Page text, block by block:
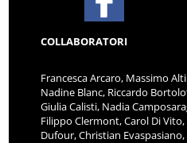
COLLABORATORI
Francesca Arcaro, Massimo
Nadine Blanc, Riccardo
Giulia Calisti, Nadia
Filippo Clermont, Carol Di
Dufour, Christian